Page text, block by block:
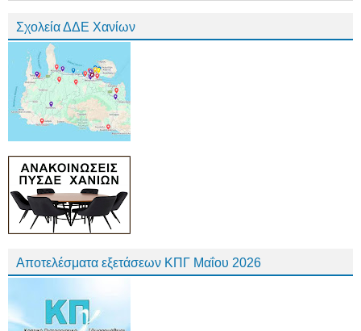
Σχολεία ΔΔΕ Χανίων
Αποτελέσματα εξετάσεων ΚΠΓ Μαΐου 2026